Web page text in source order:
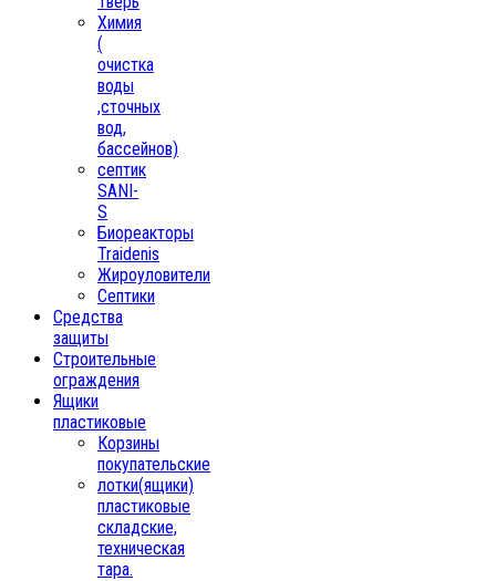
Химия
(
очистка
воды
,сточных
вод,
бассейнов)
септик
SANI-
S
Биореакторы
Traidenis
Жироуловители
Септики
Средства
защиты
Строительные
ограждения
Ящики
пластиковые
Корзины
покупательские
лотки(ящики)
пластиковые
складские,
техническая
тара.